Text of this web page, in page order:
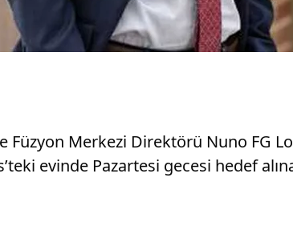
Merkezi Direktörü Nuno FG
evinde Pazartesi gecesi hedef